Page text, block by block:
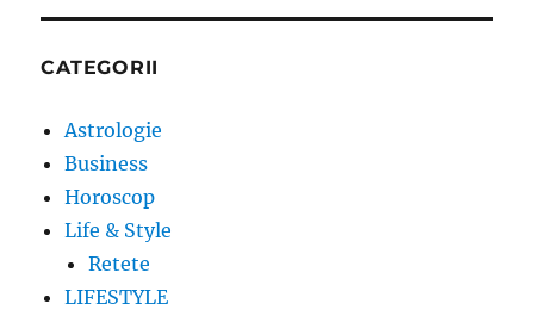
CATEGORII
Astrologie
Business
Horoscop
Life & Style
Retete
LIFESTYLE